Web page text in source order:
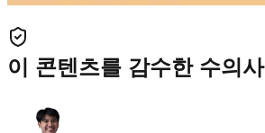
이 콘텐츠를 감수한 수의사